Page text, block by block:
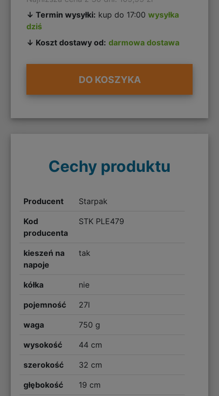
↓ Termin wysyłki: kup do 17:00wysyłka
dziś
↓ Koszt dostawy od: darmowa dostawa
DO KOSZYKA
Cechy produktu
Producent Starpak
Kod
producenta
STK PLE479
kieszeń na
napoje
tak
kółka nie
pojemność 27l
waga 750 g
wysokość 44 cm
szerokość 32 cm
głębokość 19 cm